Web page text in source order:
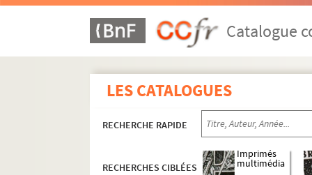
Catalogue
LES CATALOGUES
RECHERCHE RAPIDE
RECHERCHES CIBLÉES
Imprimés
multimédia